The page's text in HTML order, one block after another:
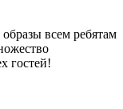
всем ребятам
гостей!